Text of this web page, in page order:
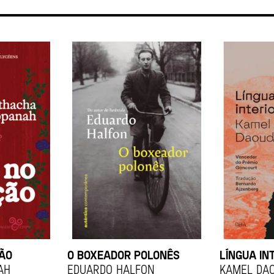
O BOXEADOR POLONÊS
EDUARDO HALFON
LÍNGUA
KAMEL